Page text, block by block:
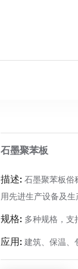
石墨聚苯板
描述: 石墨聚苯板俗
用先进生产设备及生
规格: 多种规格，支
应用: 建筑、保温、